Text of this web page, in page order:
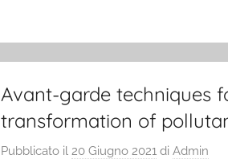
Avant-garde techniques
transformation of
Pubblicato il 20 Giugno 2021 diAdmin